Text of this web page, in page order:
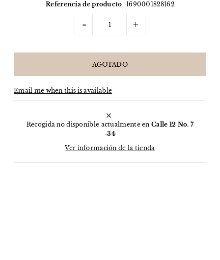
Referencia de producto 1690001828162
- +
Email me when this is available
Recogida no disponible actualmente enCalle 12 No. 7
-34
Ver información de la tienda